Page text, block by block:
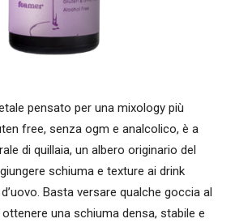
pensato per una mixology più
free, senza ogm e analcolico, è a
di quillaia, un albero originario del
schiuma e texture ai drink
Basta versare qualche goccia al
una schiuma densa, stabile e